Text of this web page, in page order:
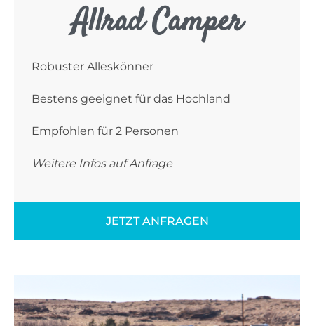
Allrad Camper
Robuster Alleskönner
Bestens geeignet für das Hochland
Empfohlen für 2 Personen
Weitere Infos auf Anfrage
JETZT ANFRAGEN